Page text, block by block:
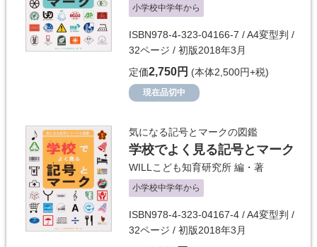
小学校中学年から
ISBN978-4-323-04166-7 / A4変型判 /
32ページ / 初版2018年3月
定価2,750円 (本体2,500円+税)
現在品切中
気になる記号とマークの図鑑
学校でよく見る記号とマーク
WILLこども知育研究所 編・著
小学校中学年から
ISBN978-4-323-04167-4 / A4変型判 /
32ページ / 初版2018年3月